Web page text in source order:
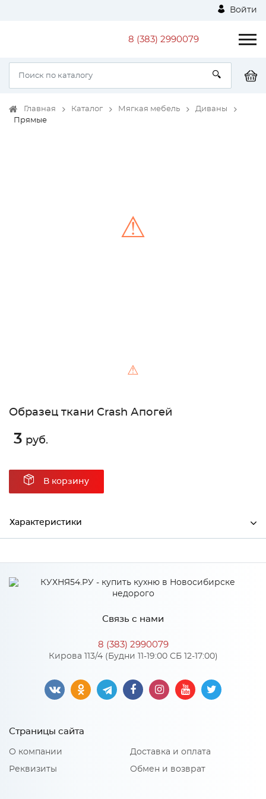
Войти
8 (383) 2990079
Главная Каталог Мягкая мебель
Диваны
Прямые
⚠
⚠
Образец ткани Crash Апогей
3 руб.
В корзину
Характеристики
Связь с нами
8 (383) 2990079
Кирова 113/4 (Будни 11-19:00 СБ 12-17:00)
Страницы сайта
О компании
Реквизиты
Доставка и оплата
Обмен и возврат